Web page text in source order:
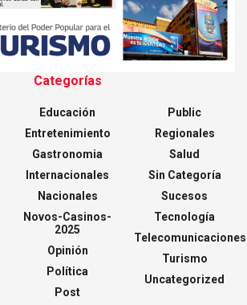
Categorías
Educación
Entretenimiento
Gastronomia
Internacionales
Nacionales
Novos-Casinos-
2025
Opinión
Política
Post
Public
Regionales
Salud
Sin Categoría
Sucesos
Tecnología
Telecomunicaciones
Turismo
Uncategorized